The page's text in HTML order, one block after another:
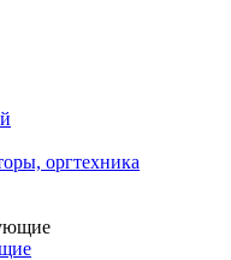
оргтехника